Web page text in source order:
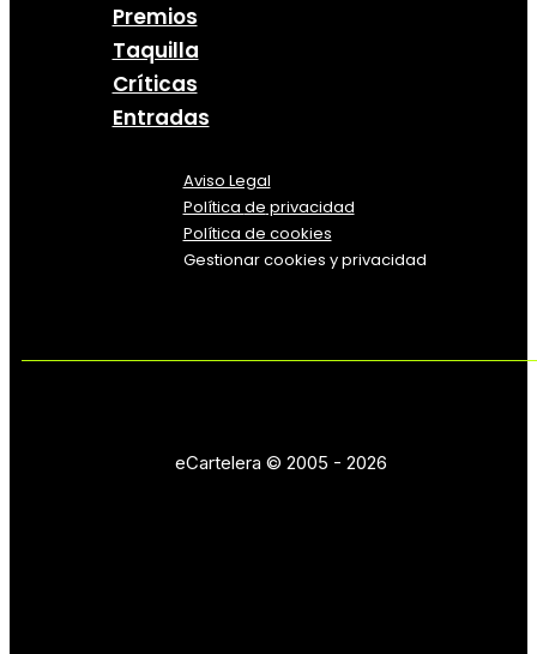
Premios
Taquilla
Críticas
Entradas
Aviso Legal
Política de privacidad
Política de cookies
Gestionar cookies y privacidad
eCartelera © 2005 - 2026